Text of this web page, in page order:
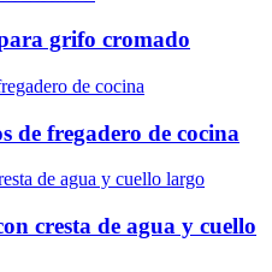
grifo cromado
de fregadero de cocina
cresta de agua y cuello